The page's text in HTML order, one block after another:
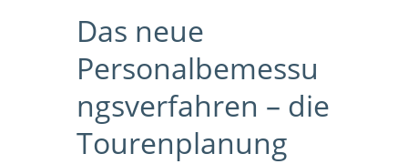
Das neue
Personalbemessu
ngsverfahren – die
Tourenplanung